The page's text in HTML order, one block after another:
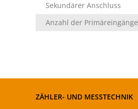
Sekundärer Anschluss
Anzahl der Primäreingänge
ZÄHLER- UND MESSTECHNIK